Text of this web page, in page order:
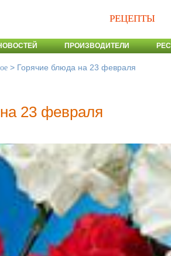
РЕЦЕПТЫ
ПРОИЗВОДИТЕЛИ
> Горячие блюда на 23 февраля
23 февраля